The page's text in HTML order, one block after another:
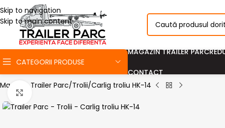
Skip to navigation
Skip to main content
CATEGORII PRODUSE
MAGAZIN TRAILER PARC
CONTACT
Magazin Trailer Parc Trolii Carlig troliu HK-14